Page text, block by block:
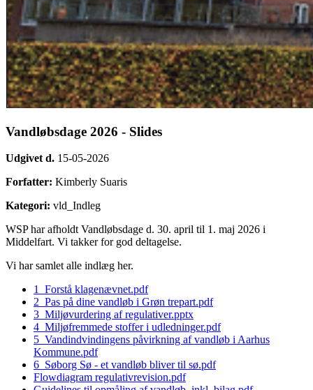
Vandløbsdage 2026 - Slides
Udgivet d. 15-05-2026
Forfatter: Kimberly Suaris
Kategori: vld_Indleg
WSP har afholdt Vandløbsdage d. 30. april til 1. maj 2026 i
Middelfart. Vi takker for god deltagelse.
Vi har samlet alle indlæg her.
1_Forstå klagenævnet.pdf
2_Pas på dine vandløb i Grøn trepart.pdf
3_Miljøvurdering af regulativer.pptx
4_Miljøfremmede stoffer i udledninger.pdf
5_Vandindvindingens påvirkning af vandløb i Aarhus
Kommune.pdf
6_Søborg Sø - et vandløb bliver til sø.pdf
Flowdiagram regulativrevision.pdf